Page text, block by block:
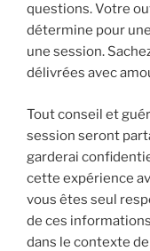
questions. Votre
détermine pour
une session.
délivrées avec
Tout conseil et
session seront
garderai
cette expérience
vous êtes seul
de ces
dans le contexte